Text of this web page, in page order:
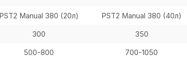
PST2 Manual 380 (20л) PST2 Manual 380 (40л)
300 350
500-800 700-1050